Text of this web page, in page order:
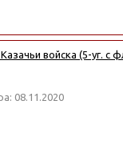
войска (5-уг. с
08.11.2020